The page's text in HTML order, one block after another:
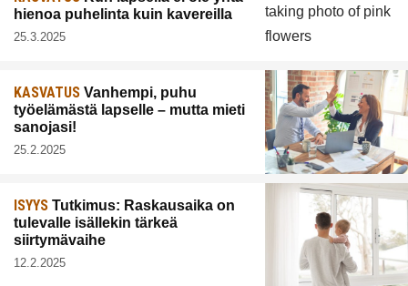
hienoa puhelinta kuin kavereilla
25.3.2025
KASVATUS Vanhempi, puhu
työelämästä lapselle – mutta mieti
sanojasi!
25.2.2025
ISYYS Tutkimus: Raskausaika on
tulevalle isällekin tärkeä
siirtymävaihe
12.2.2025